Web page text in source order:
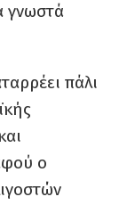
γνωστά
πάλι
o